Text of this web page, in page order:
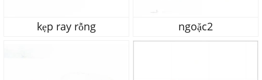
kẹp ray rỗng ngoặc2